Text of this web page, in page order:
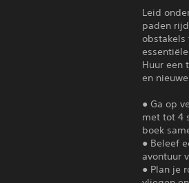
Leid
paden
obstakels
Huur een
en
● Ga op
met tot 4
boek
● Beleef
avontuur
● Plan je